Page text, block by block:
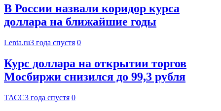
В России назвали коридор курса
доллара на ближайшие годы
Lenta.ru3 года спустя 0
Курс доллара на открытии торгов
Мосбиржи снизился до 99,3 рубля
ТАСС3 года спустя 0